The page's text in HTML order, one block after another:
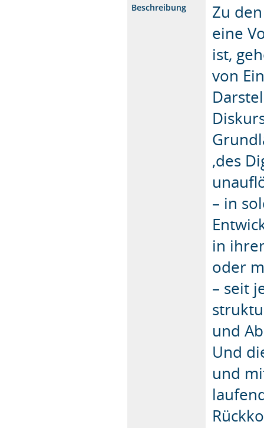
Beschreibung
Zu
eine
ist,
von
,des
– in
in
oder
– seit
und
Und
und